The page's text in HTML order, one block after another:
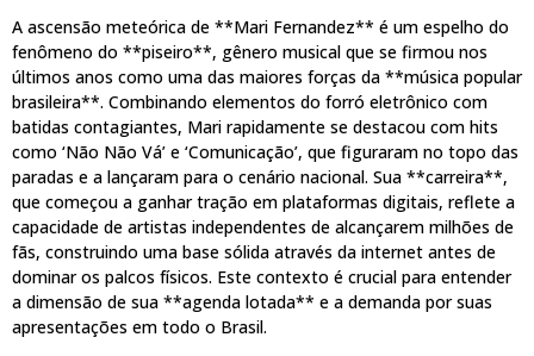
A ascensão meteórica de **Mari Fernandez** é um espelho do
fenômeno do **piseiro**, gênero musical que se firmou nos
últimos anos como uma das maiores forças da **música popular
brasileira**. Combinando elementos do forró eletrônico com
batidas contagiantes, Mari rapidamente se destacou com hits
como ‘Não Não Vá’ e ‘Comunicação’, que figuraram no topo das
paradas e a lançaram para o cenário nacional. Sua **carreira**,
que começou a ganhar tração em plataformas digitais, reflete a
capacidade de artistas independentes de alcançarem milhões de
fãs, construindo uma base sólida através da internet antes de
dominar os palcos físicos. Este contexto é crucial para entender
a dimensão de sua **agenda lotada** e a demanda por suas
apresentações em todo o Brasil.